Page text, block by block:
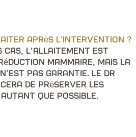
après l'intervention ?
cas, l’allaitement est
mammaire, mais la
pas garantie. Le Dr
de préserver les
autant que possible.